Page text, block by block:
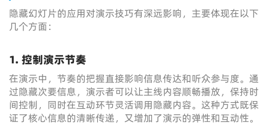
隐藏幻灯片的应用对演示技巧有深远影响，主要体现在以下
几个方面：
1. 控制演示节奏
在演示中，节奏的把握直接影响信息传达和听众参与度。通
过隐藏次要信息，演示者可以让主线内容顺畅播放，保持时
间控制，同时在互动环节灵活调用隐藏内容。这种方式既保
证了核心信息的清晰传递，又增加了演示的弹性和互动性。